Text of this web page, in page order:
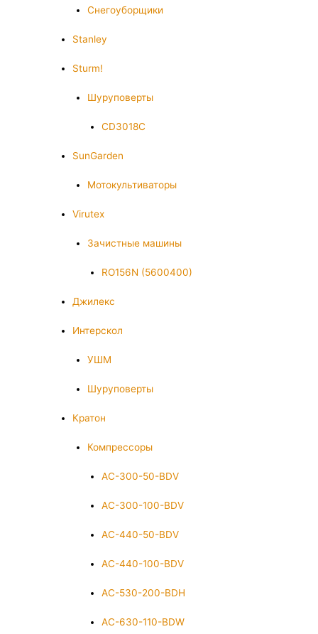
Снегоуборщики
Stanley
Sturm!
Шуруповерты
CD3018C
SunGarden
Мотокультиваторы
Virutex
Зачистные машины
RO156N (5600400)
Джилекс
Интерскол
УШМ
Шуруповерты
Кратон
Компрессоры
AC-300-50-BDV
AC-300-100-BDV
AC-440-50-BDV
AC-440-100-BDV
AC-530-200-BDH
AC-630-110-BDW